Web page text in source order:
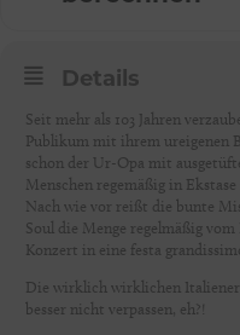
Details
Seit mehr als 103 Jahren
Publikum mit ihrem ureigenen
schon der Ur-Opa mit
Menschen regemäßig in Ekstase
Nach wie vor reißt die bunte
Soul die Menge regelmäßig
Konzert in eine festa
Die wirklich wirklichen
besser nicht verpassen, eh?!